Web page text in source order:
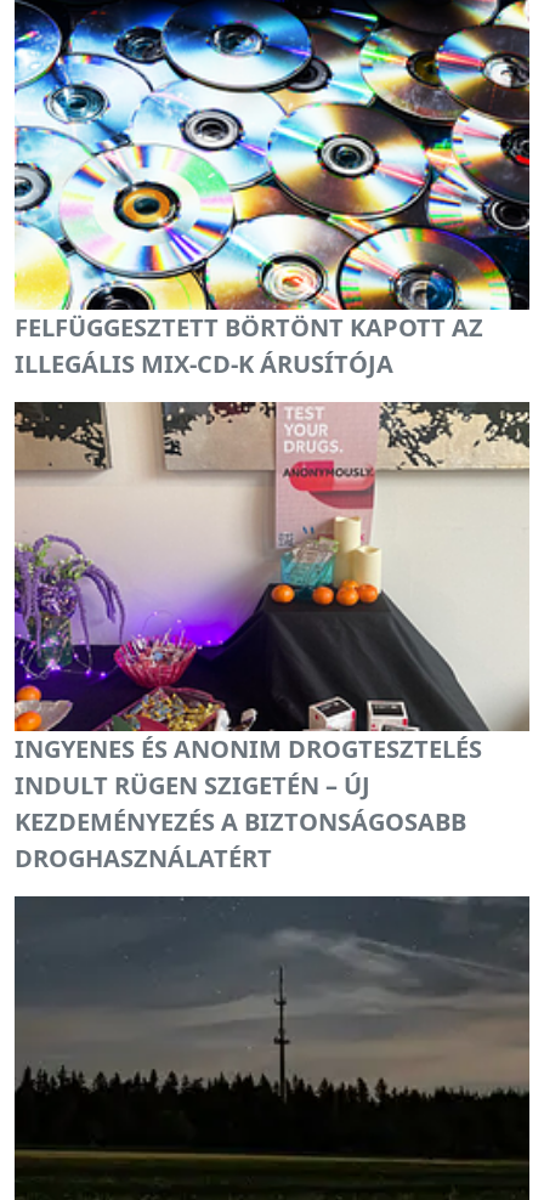
FELFÜGGESZTETT BÖRTÖNT KAPOTT AZ
ILLEGÁLIS MIX-CD-K ÁRUSÍTÓJA
INGYENES ÉS ANONIM DROGTESZTELÉS
INDULT RÜGEN SZIGETÉN – ÚJ
KEZDEMÉNYEZÉS A BIZTONSÁGOSABB
DROGHASZNÁLATÉRT